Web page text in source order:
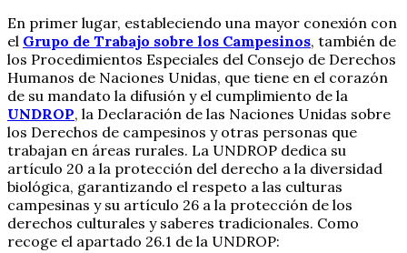
En primer lugar, estableciendo una mayor conexión con
el Grupo de Trabajo sobre los Campesinos, también de
los Procedimientos Especiales del Consejo de Derechos
Humanos de Naciones Unidas, que tiene en el corazón
de su mandato la difusión y el cumplimiento de la
UNDROP, la Declaración de las Naciones Unidas sobre
los Derechos de campesinos y otras personas que
trabajan en áreas rurales. La UNDROP dedica su
artículo 20 a la protección del derecho a la diversidad
biológica, garantizando el respeto a las culturas
campesinas y su artículo 26 a la protección de los
derechos culturales y saberes tradicionales. Como
recoge el apartado 26.1 de la UNDROP: